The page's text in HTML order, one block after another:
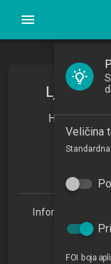
Ljudski
Human
Informacijske
Veličina
Standardna
FOI boja